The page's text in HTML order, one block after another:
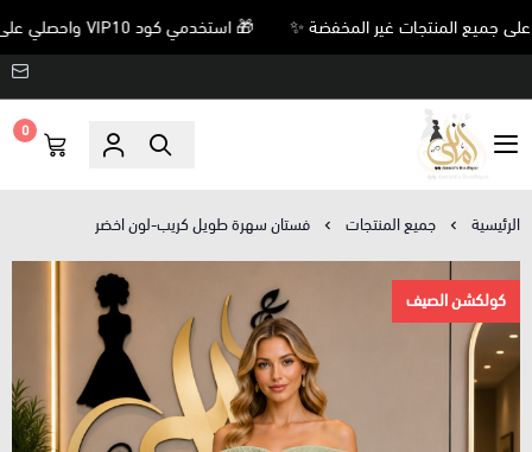
🎁 استخدمي كود VIP10 واحصلي على خصم 10% على جميع المنتجات غير المخفضة ✨
Amani’s Boutique
0
الرئيسية جميع المنتجات فستان سهرة طويل كريب-لون اخضر
كولكشن الصيف